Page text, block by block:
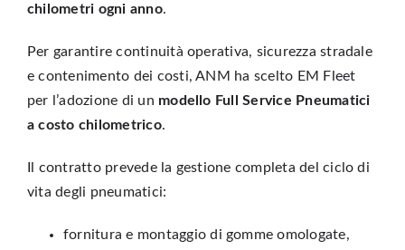
chilometri ogni anno.
Per garantire continuità operativa, sicurezza stradale
e contenimento dei costi, ANM ha scelto EM Fleet
per l’adozione di un modello Full Service Pneumatici
a costo chilometrico.
Il contratto prevede la gestione completa del ciclo di
vita degli pneumatici:
fornitura e montaggio di gomme omologate,